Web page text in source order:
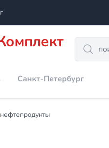
Search
Санкт-Петербург